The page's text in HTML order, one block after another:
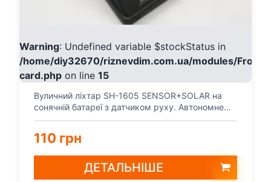
Warning: Undefined variable $stockStatus in
/home/diy32670/riznevdim.com.ua/modules/
card.php on line 15
Вуличний ліхтар SH-1605 SENSOR+SOLAR на
сонячній батареї з датчиком руху. Автономне
освітлення двору...
110 грн
ДЕТАЛЬНІШЕ